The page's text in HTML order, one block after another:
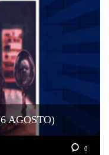
AGOSTO)
0